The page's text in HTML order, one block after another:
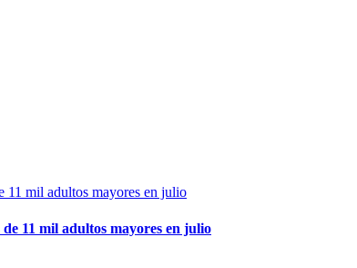
11 mil adultos mayores en julio